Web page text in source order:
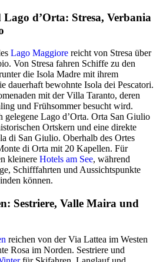
d’Orta: Stresa, Verbania
Lago Maggiore reicht von Stresa über
Von Stresa fahren Schiffe zu den
die Isola Madre mit ihrem
dauerhaft bewohnte Isola dei Pescatori.
mit der Villa Taranto, deren
und Frühsommer besucht wird.
Lago d’Orta. Orta San Giulio
Ortskern und eine direkte
di San Giulio. Oberhalb des Ortes
di Orta mit 20 Kapellen. Für
kleinere Hotels am See, während
Schifffahrten und Aussichtspunkte
können.
Sestriere, Valle Maira und
reichen von der Via Lattea im Westen
Rosa im Norden. Sestriere und